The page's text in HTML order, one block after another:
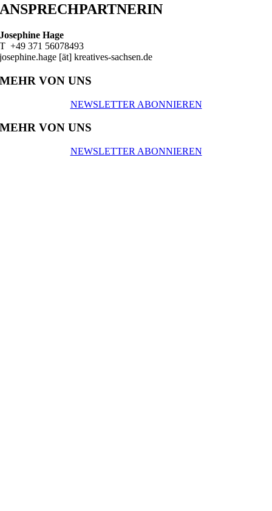
ANSPRECHPARTNERIN
Josephine Hage
T +49 371 56078493
josephine.hage [ät] kreatives-sachsen.de
MEHR VON UNS
NEWSLETTER ABONNIEREN
MEHR VON UNS
NEWSLETTER ABONNIEREN